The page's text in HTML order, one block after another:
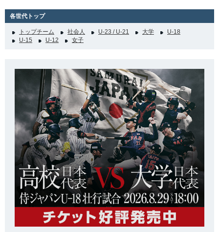
各世代トップ
トップチーム 社会人 U-23 / U-21 大学
U-18
U-15
U-12 女子